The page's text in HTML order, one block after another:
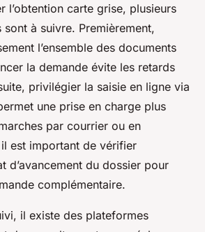
l’obtention carte grise, plusieurs
à suivre. Premièrement,
l’ensemble des documents
la demande évite les retards
privilégier la saisie en ligne via
une prise en charge plus
par courrier ou en
est important de vérifier
d’avancement du dossier pour
complémentaire.
il existe des plateformes